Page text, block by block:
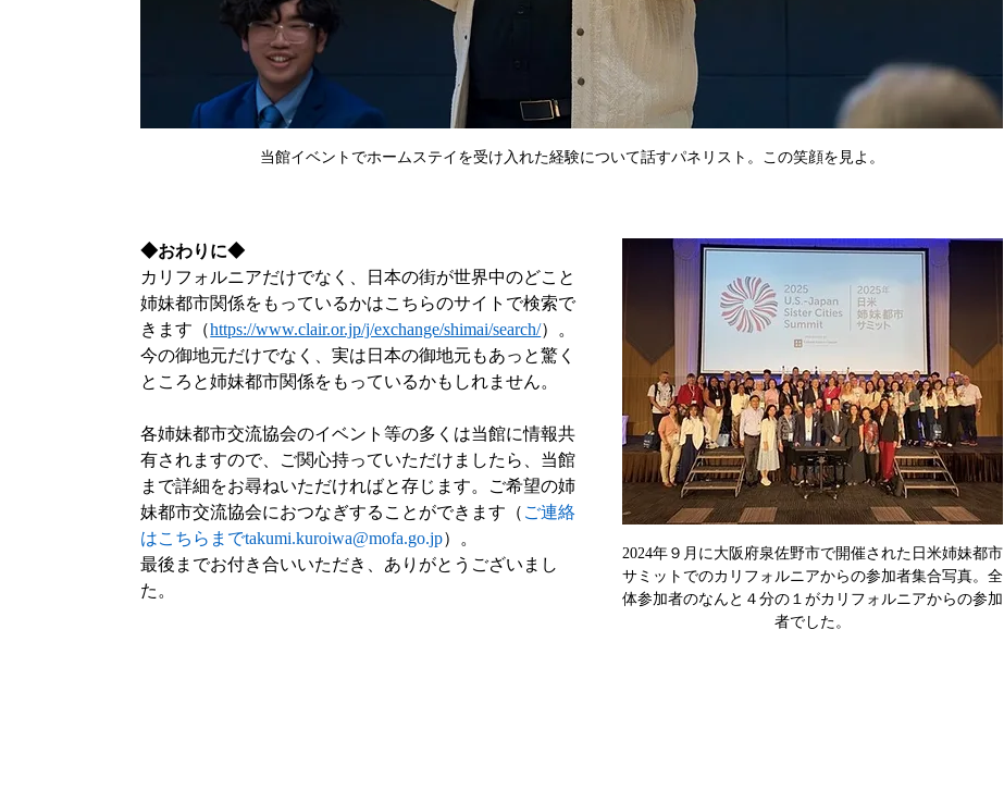
当館イベントでホームステイを受け入れた経験について話すパネリスト。この笑顔を見よ。
2024年９月に大阪府泉佐野市で開催された日米姉妹都市
サミットでのカリフォルニアからの参加者集合写真。全
体参加者のなんと４分の１がカリフォルニアからの参加
者でした。
◆おわりに◆
カリフォルニアだけでなく、日本の街が世界中のどこと
姉妹都市関係をもっているかはこちらのサイトで検索で
きます（https://www.clair.or.jp/j/exchange/shimai/search/）。
今の御地元だけでなく、実は日本の御地元もあっと驚く
ところと姉妹都市関係をもっているかもしれません。
各姉妹都市交流協会のイベント等の多くは当館に情報共
有されますので、ご関心持っていただけましたら、当館
まで詳細をお尋ねいただければと存じます。ご希望の姉
妹都市交流協会におつなぎすることができます（ ご連絡
はこちらまでtakumi.kuroiwa@mofa.go.jp）。
最後までお付き合いいただき、ありがとうございまし
た。